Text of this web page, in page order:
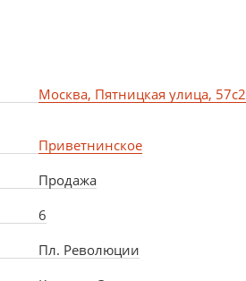
Москва, Пятницкая улица, 57с2
Приветнинское
Продажа
6
Пл. Революции